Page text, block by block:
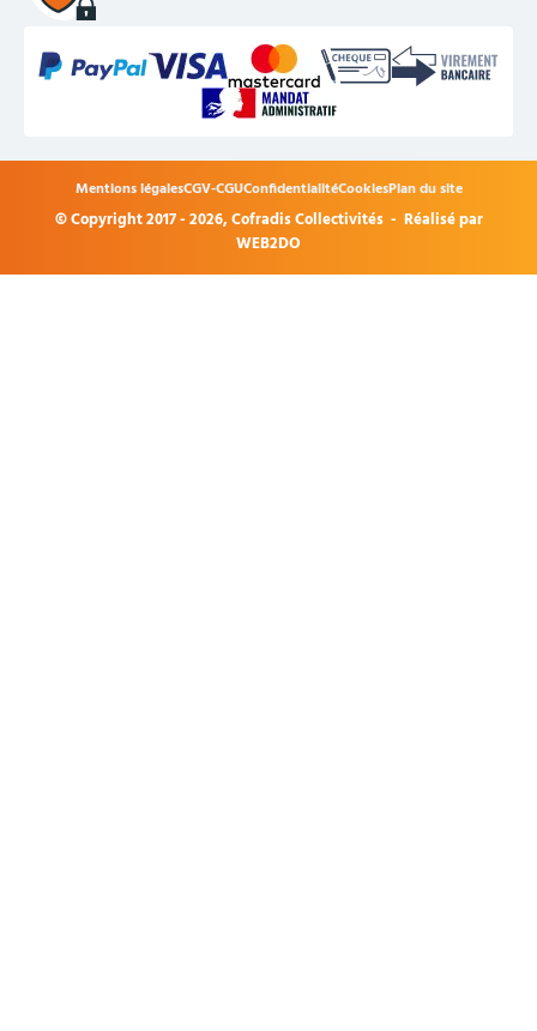
© Copyright 2017 - 2026,Cofradis Collectivités - Réalisé par
WEB2DO
Mentions légalesCGV-CGUConfidentialitéCookiesPlan du site